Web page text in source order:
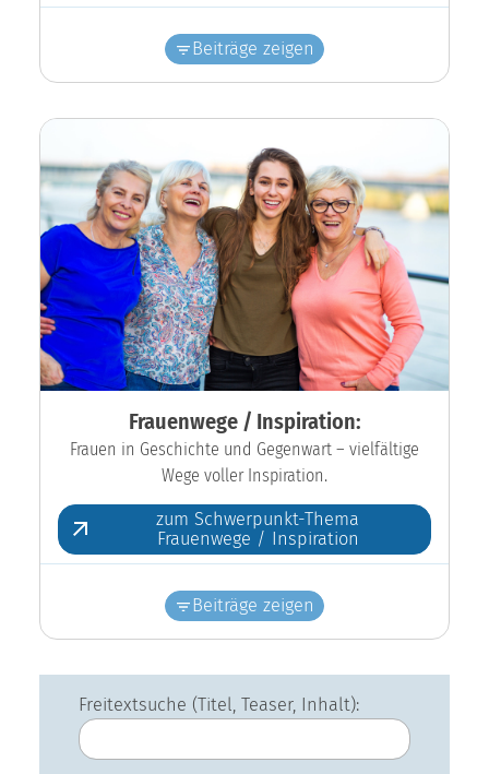
Beiträge zeigen
Frauenwege / Inspiration:
Frauen in Geschichte und Gegenwart – vielfältige
Wege voller Inspiration.
zum Schwerpunkt-Thema
Frauenwege / Inspiration
Beiträge zeigen
Freitextsuche (Titel, Teaser, Inhalt):